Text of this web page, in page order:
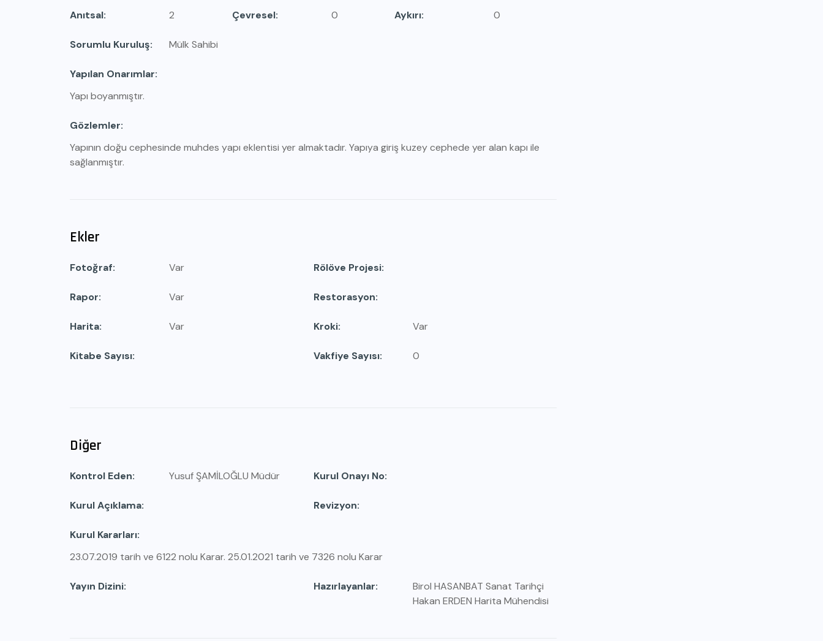
Anıtsal
2 Çevresel 0 Aykırı 0
Sorumlu Kuruluş Mülk Sahibi
Yapılan Onarımlar
Yapı boyanmıştır.
Gözlemler
Yapının doğu cephesinde muhdes yapı eklentisi yer almaktadır. Yapıya giriş kuzey cephede yer alan kapı ile
sağlanmıştır.
Ekler
Fotoğraf Var Rölöve Projesi
Rapor Var Restorasyon
Harita Var Kroki Var
Kitabe Sayısı Vakfiye Sayısı 0
Diğer
Kontrol Eden Yusuf ŞAMİLOĞLU Müdür Kurul Onayı No
Kurul Açıklama Revizyon
Kurul Kararları
23.07.2019 tarih ve 6122 nolu Karar. 25.01.2021 tarih ve 7326 nolu Karar
Yayın Dizini Hazırlayanlar
Birol HASANBAT Sanat Tarihçi
Hakan ERDEN Harita Mühendisi